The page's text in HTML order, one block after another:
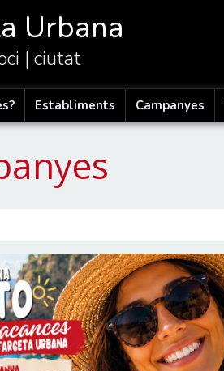
Urbana
| ciutat
Establiments Campanyes